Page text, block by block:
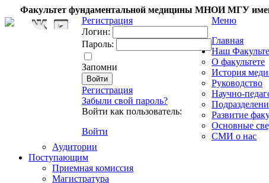
Факультет фундаментальной медицины МНОИ МГУ
Регистрация
Логин:
Пароль:
Запомни
Регистрация
Забыли свой пароль?
Войти как пользователь:
Войти
Меню
Главная
Наш
О факультете
История
Руководство
Научно-
Развитие
Основные
СМИ о нас
Аудитории
Поступающим
Приемная комиссия
Магистратура